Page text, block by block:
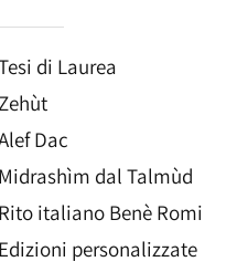
di Laurea
Zehùt
Dac
Midrashìm dal Talmùd
Rito italiano Benè Romi​
Edizioni personalizzate